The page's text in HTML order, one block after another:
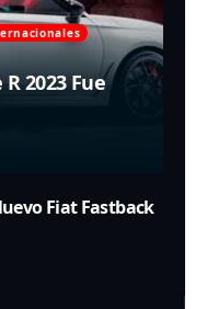
2023 Fue
Fiat Fastback